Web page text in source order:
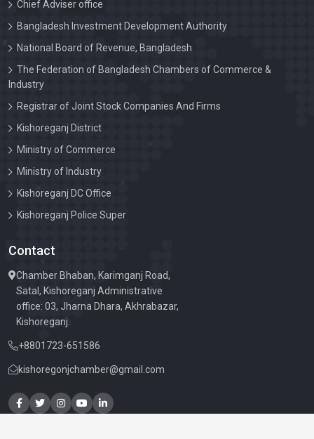
নির্বাচন বোর্ড-২০২৩, ( ২০২৪-২০২৬) দ্বি-বার্ষিক মেয়াদের নির্বাচন
২০২৩-২৪ সালের সদস্যপদ নবায়ন করন নোটিশ
মোবারক।
কাচাঁমাল ব্যবসায়ীদের সাথে মতবিনিময় সভার নোটিশ। 05-06-2023
34TH AGM HELD ON 29 APRIL 2023 SATURDAY AT
10.00 AM
Chief Adviser office
Bangladesh Investment Development Authority
National Board of Revenue, Bangladesh
The Federation of Bangladesh Chambers of Commerce &
Industry
Registrar of Joint Stock Companies And Firms
Kishoreganj District
Ministry of Commerce
Ministry of Industry
Kishoreganj DC Office
Kishoreganj Police Super
Contact
Chamber Bhaban, Karimganj Road,
Satal, Kishoreganj Administrative
office: 03, Jharna Dhara, Akhrabazar,
Kishoreganj.
+8801723-651586
kishoregonjchamber@gmail.com